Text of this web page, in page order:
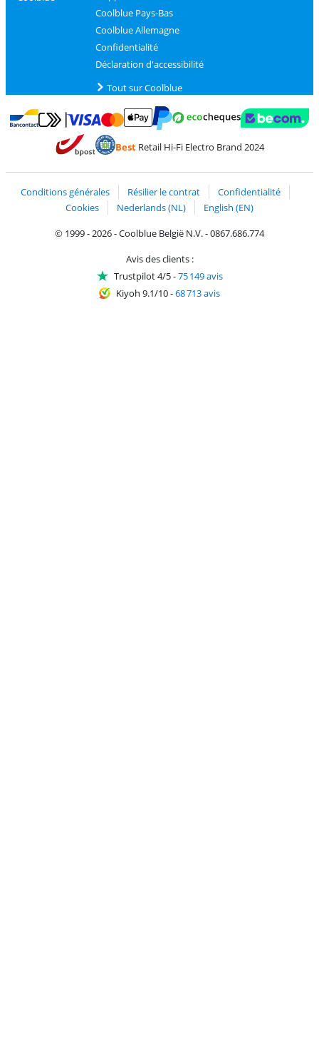
Coolblue Pays-Bas
Coolblue Allemagne
Confidentialité
Déclaration d'accessibilité
Tout sur Coolblue
Payer avec Bancontact
Payer avec MasterCard et Visa via ClickToPay
BestRetail Hi-Fi Electro Brand 2024
Conditions générales Résilier le contrat
Confidentialité
Cookies
Nederlands (NL)
English (EN)
© 1999 - 2026 - Coolblue België N.V. - 0867.686.774
Avis des clients :
Trustpilot 4/5-75 149 avis
Kiyoh 9.1/10-68 713 avis